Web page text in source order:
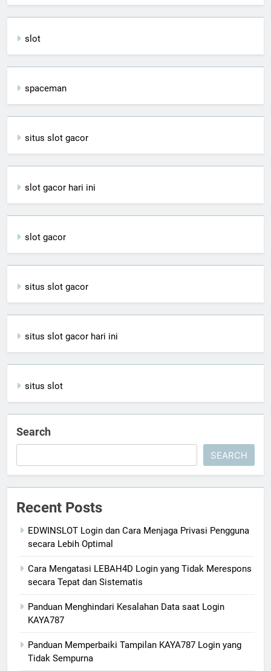
slot
spaceman
situs slot gacor
slot gacor hari ini
slot gacor
situs slot gacor
situs slot gacor hari ini
situs slot
Search
SEARCH
Recent Posts
EDWINSLOT Login dan Cara Menjaga Privasi Pengguna
secara Lebih Optimal
Cara Mengatasi LEBAH4D Login yang Tidak Merespons
secara Tepat dan Sistematis
Panduan Menghindari Kesalahan Data saat Login
KAYA787
Panduan Memperbaiki Tampilan KAYA787 Login yang
Tidak Sempurna